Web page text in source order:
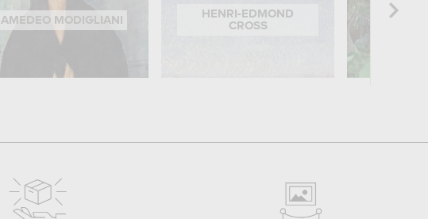
AMEDEO MODIGLIANI
HENRI-EDMOND
CROSS
PAUL